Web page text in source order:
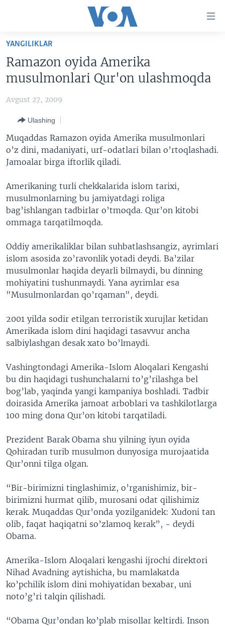
Boshiga
Qidiruvga
o'ting
VATANDOSHLAR
MULTIMEDIA
AMERIKA MANZARALARI
VASHINGTON CHOYXONASI
MOBIL-SALOM!
XABARLAR SURATLARDA
IJTIMOIY TARMOQLAR
YOUTUBE
INSTAGRAM
TELEGRAM
TWITTER
SOUNDCLOUD
EDITORIAL
Learning English
VOA
YANGILIKLAR
Ramazon oyida Amerika
musulmonlari Qur'on ulashmoqda
Avgust 27, 2009
Ulashing
Muqaddas Ramazon oyida Amerika musulmonlari
o’z dini, madaniyati, urf-odatlari bilan o’rtoqlashadi.
Jamoalar birga iftorlik qiladi.
Amerikaning turli chekkalarida islom tarixi,
musulmonlarning bu jamiyatdagi roliga
bag’ishlangan tadbirlar o’tmoqda. Qur’on kitobi
ommaga tarqatilmoqda.
Oddiy amerikaliklar bilan suhbatlashsangiz, ayrimlari
islom asosida zo’ravonlik yotadi deydi. Ba’zilar
musulmonlar haqida deyarli bilmaydi, bu dinning
mohiyatini tushunmaydi. Yana ayrimlar esa
"Musulmonlardan qo’rqaman", deydi.
2001 yilda sodir etilgan terroristik xurujlar ketidan
Amerikada islom dini haqidagi tasavvur ancha
salbiylashgan desak xato bo’lmaydi.
Vashingtondagi Amerika-Islom Aloqalari Kengashi
bu din haqidagi tushunchalarni to’g’rilashga bel
bog’lab, yaqinda yangi kampaniya boshladi. Tadbir
doirasida Amerika jamoat arboblari va tashkilotlarga
100 ming dona Qur’on kitobi tarqatiladi.
Prezident Barak Obama shu yilning iyun oyida
Qohiradan turib musulmon dunyosiga murojaatida
Qur’onni tilga olgan.
“Bir-birimizni tinglashimiz, o’rganishimiz, bir-
birimizni hurmat qilib, murosani odat qilishimiz
kerak. Muqaddas Qur’onda yozilganidek: Xudoni tan
olib, faqat haqiqatni so’zlamoq kerak”, - deydi
Obama.
Amerika-Islom Aloqalari kengashi ijrochi direktori
Nihad Avadning aytishicha, bu mamlakatda
ko’pchilik islom dini mohiyatidan bexabar, uni
noto’g’ri talqin qilishadi.
“Obama Qur’ondan ko’plab misollar keltirdi. Inson